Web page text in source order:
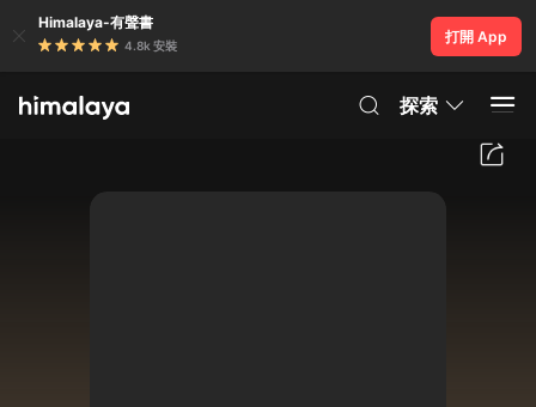
Himalaya-有聲書
4.8k 安裝
打開 App
探索